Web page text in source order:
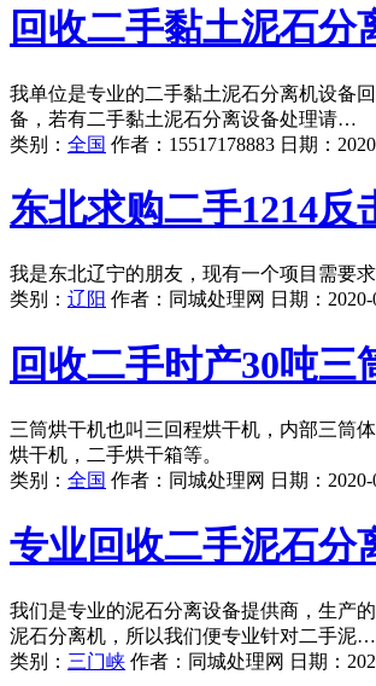
回收二手黏土泥石分
我单位是专业的二手黏土泥石分离机设备
备，若有二手黏土泥石分离设备处理请…
类别： 全国 作者： 15517178883 日期：
东北求购二手1214反
我是东北辽宁的朋友，现有一个项目需要
类别： 辽阳 作者： 同城处理网 日期：
回收二手时产30吨三
三筒烘干机也叫三回程烘干机，内部三筒
烘干机，二手烘干箱等。
类别： 全国 作者： 同城处理网 日期： 2020-
专业回收二手泥石分
我们是专业的泥石分离设备提供商，生产
泥石分离机，所以我们便专业针对二手泥…
类别： 三门峡 作者： 同城处理网 日期：